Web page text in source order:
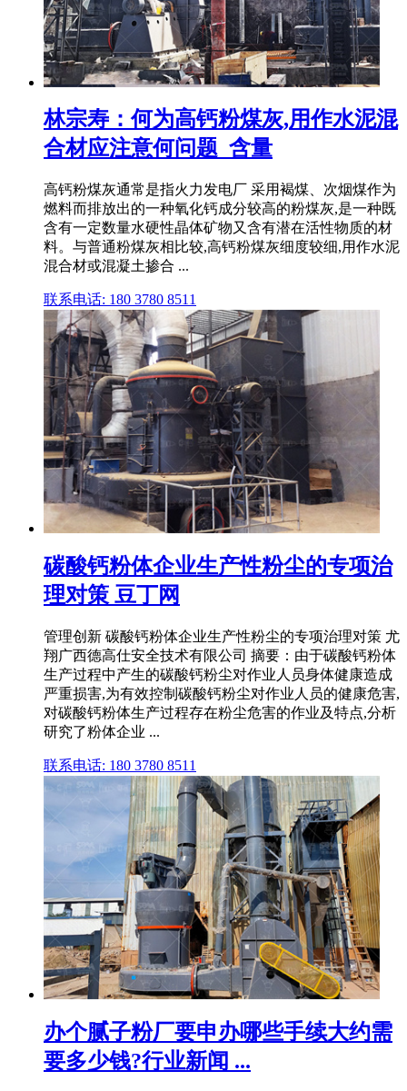
林宗寿：何为高钙粉煤灰,用作水泥混
合材应注意何问题_含量
高钙粉煤灰通常是指火力发电厂 采用褐煤、次烟煤作为
燃料而排放出的一种氧化钙成分较高的粉煤灰,是一种既
含有一定数量水硬性晶体矿物又含有潜在活性物质的材
料。与普通粉煤灰相比较,高钙粉煤灰细度较细,用作水泥
混合材或混凝土掺合 ...
联系电话: 180 3780 8511
碳酸钙粉体企业生产性粉尘的专项治
理对策 豆丁网
管理创新 碳酸钙粉体企业生产性粉尘的专项治理对策 尤
翔广西德高仕安全技术有限公司 摘要：由于碳酸钙粉体
生产过程中产生的碳酸钙粉尘对作业人员身体健康造成
严重损害,为有效控制碳酸钙粉尘对作业人员的健康危害,
对碳酸钙粉体生产过程存在粉尘危害的作业及特点,分析
研究了粉体企业 ...
联系电话: 180 3780 8511
办个腻子粉厂要申办哪些手续大约需
要多少钱?行业新闻 ...